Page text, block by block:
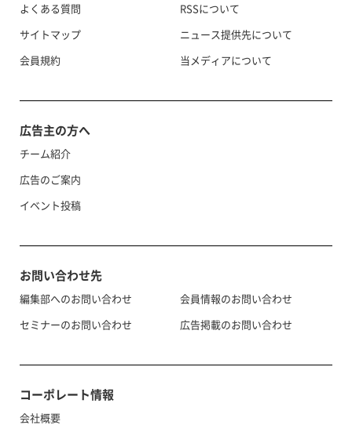
よくある質問
サイトマップ
会員規約
RSSについて
ニュース提供先について
当メディアについて
広告主の方へ
チーム紹介
広告のご案内
イベント投稿
お問い合わせ先
編集部へのお問い合わせ
セミナーのお問い合わせ
会員情報のお問い合わせ
広告掲載のお問い合わせ
コーポレート情報
会社概要